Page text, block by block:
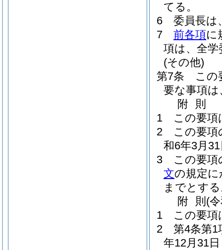
てる。
6
委員長は
7
前各項に
項は、全
(その他)
第7条
この
要な事項
附 則
1
この要項
2
この要項
和6年3月
3
この要項
文の規定に
までとす
附 則 (
1
この要項
2
第4条第1
年12月31